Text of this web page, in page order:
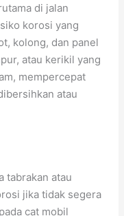
di jalan
korosi yang
kolong, dan panel
atau kerikil yang
mempercepat
atau
tabrakan atau
jika tidak segera
cat mobil